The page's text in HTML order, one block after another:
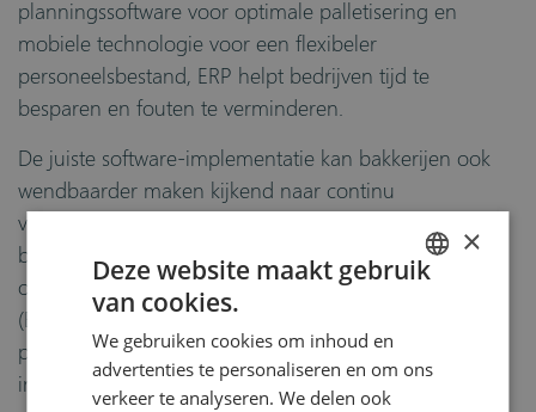
planningssoftware voor optimale palletisering en
mobiele technologie voor een flexibeler
personeelsbestand, ERP helpt bedrijven tijd te
besparen en fouten te verminderen.
De juiste software-implementatie kan bakkerijen ook
wendbaarder maken kijkend naar continu
veranderende omstandigheden. Gesteund door
betrouwbare gegevens van hoge kwaliteit uit een hele
organisatie, evenals ingebouwde business intelligence
(BI)-mogelijkheden, zijn producenten in staat om
positieve veranderingen aan te brengen in verkoop-,
inkoop- en productieprocessen.
×
Deze website maakt gebruik
van cookies.
We gebruiken cookies om inhoud en
advertenties te personaliseren en om ons
verkeer te analyseren. We delen ook